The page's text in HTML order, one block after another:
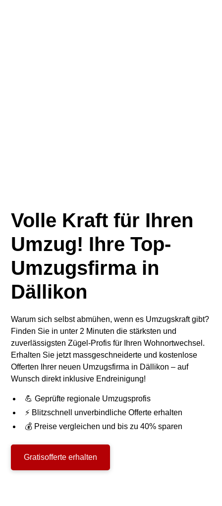
Volle Kraft für Ihren
Umzug! Ihre Top-
Umzugsfirma in
Dällikon
Warum sich selbst abmühen, wenn es Umzugskraft gibt?
Finden Sie in unter 2 Minuten die stärksten und
zuverlässigsten Zügel-Profis für Ihren Wohnortwechsel.
Erhalten Sie jetzt massgeschneiderte und kostenlose
Offerten Ihrer neuen Umzugsfirma in Dällikon – auf
Wunsch direkt inklusive Endreinigung!
💪 Geprüfte regionale Umzugsprofis
⚡ Blitzschnell unverbindliche Offerte erhalten
💰 Preise vergleichen und bis zu 40% sparen
Gratisofferte erhalten